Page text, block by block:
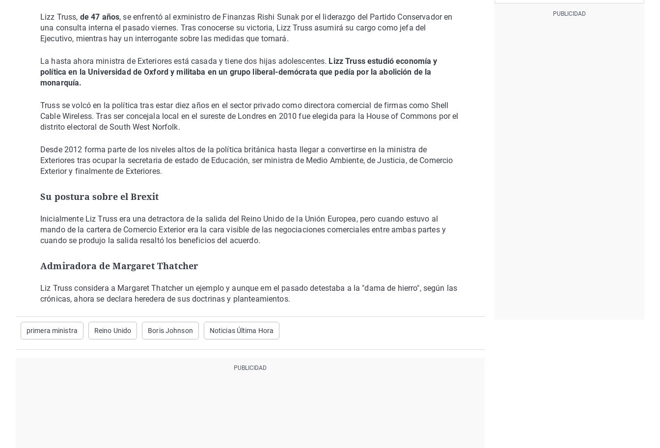
Lizz Truss, de 47 años, se enfrentó al exministro de Finanzas Rishi Sunak por el liderazgo del Partido Conservador en
una consulta interna el pasado viernes. Tras conocerse su victoria, Lizz Truss asumirá su cargo como jefa del
Ejecutivo, mientras hay un interrogante sobre las medidas que tomará.
La hasta ahora ministra de Exteriores está casada y tiene dos hijas adolescentes. Lizz Truss estudió economía y
política en la Universidad de Oxford y militaba en un grupo liberal-demócrata que pedía por la abolición de la
monarquía.
Truss se volcó en la política tras estar diez años en el sector privado como directora comercial de firmas como Shell
Cable Wireless. Tras ser concejala local en el sureste de Londres en 2010 fue elegida para la House of Commons por el
distrito electoral de South West Norfolk.
Desde 2012 forma parte de los niveles altos de la política británica hasta llegar a convertirse en la ministra de
Exteriores tras ocupar la secretaria de estado de Educación, ser ministra de Medio Ambiente, de Justicia, de Comercio
Exterior y finalmente de Exteriores.
Su postura sobre el Brexit
Inicialmente Liz Truss era una detractora de la salida del Reino Unido de la Unión Europea, pero cuando estuvo al
mando de la cartera de Comercio Exterior era la cara visible de las negociaciones comerciales entre ambas partes y
cuando se produjo la salida resaltó los beneficios del acuerdo.
Admiradora de Margaret Thatcher
Liz Truss considera a Margaret Thatcher un ejemplo y aunque em el pasado detestaba a la "dama de hierro", según las
crónicas, ahora se declara heredera de sus doctrinas y planteamientos.
primera ministra Reino Unido Boris Johnson Noticias Última Hora